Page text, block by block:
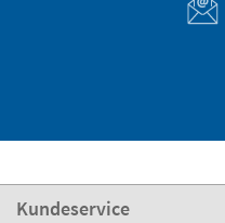
Kundeservice